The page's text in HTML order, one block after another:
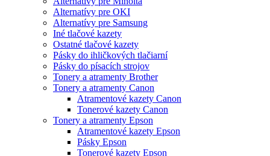
Alternatívy pre OKI
Alternatívy pre Samsung
Iné tlačové kazety
Ostatné tlačové kazety
Pásky do ihličkových tlačiarní
Pásky do písacích strojov
Tonery a atramenty Brother
Tonery a atramenty Canon
Atramentové kazety Canon
Tonerové kazety Canon
Tonery a atramenty Epson
Atramentové kazety Epson
Pásky Epson
Tonerové kazety Epson